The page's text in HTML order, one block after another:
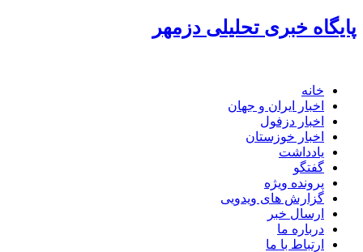
پرش
به
پایگاه خبری تحلیلی دزمهر
خانه
اخبار ایران و جهان
اخبار دزفول
اخبار خوزستان
یادداشت
گفتگو
پرونده ویژه
گزارش های ویدویی
ارسال خبر
درباره ما
ارتباط با ما